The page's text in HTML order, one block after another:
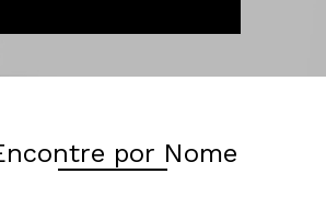
por Nome